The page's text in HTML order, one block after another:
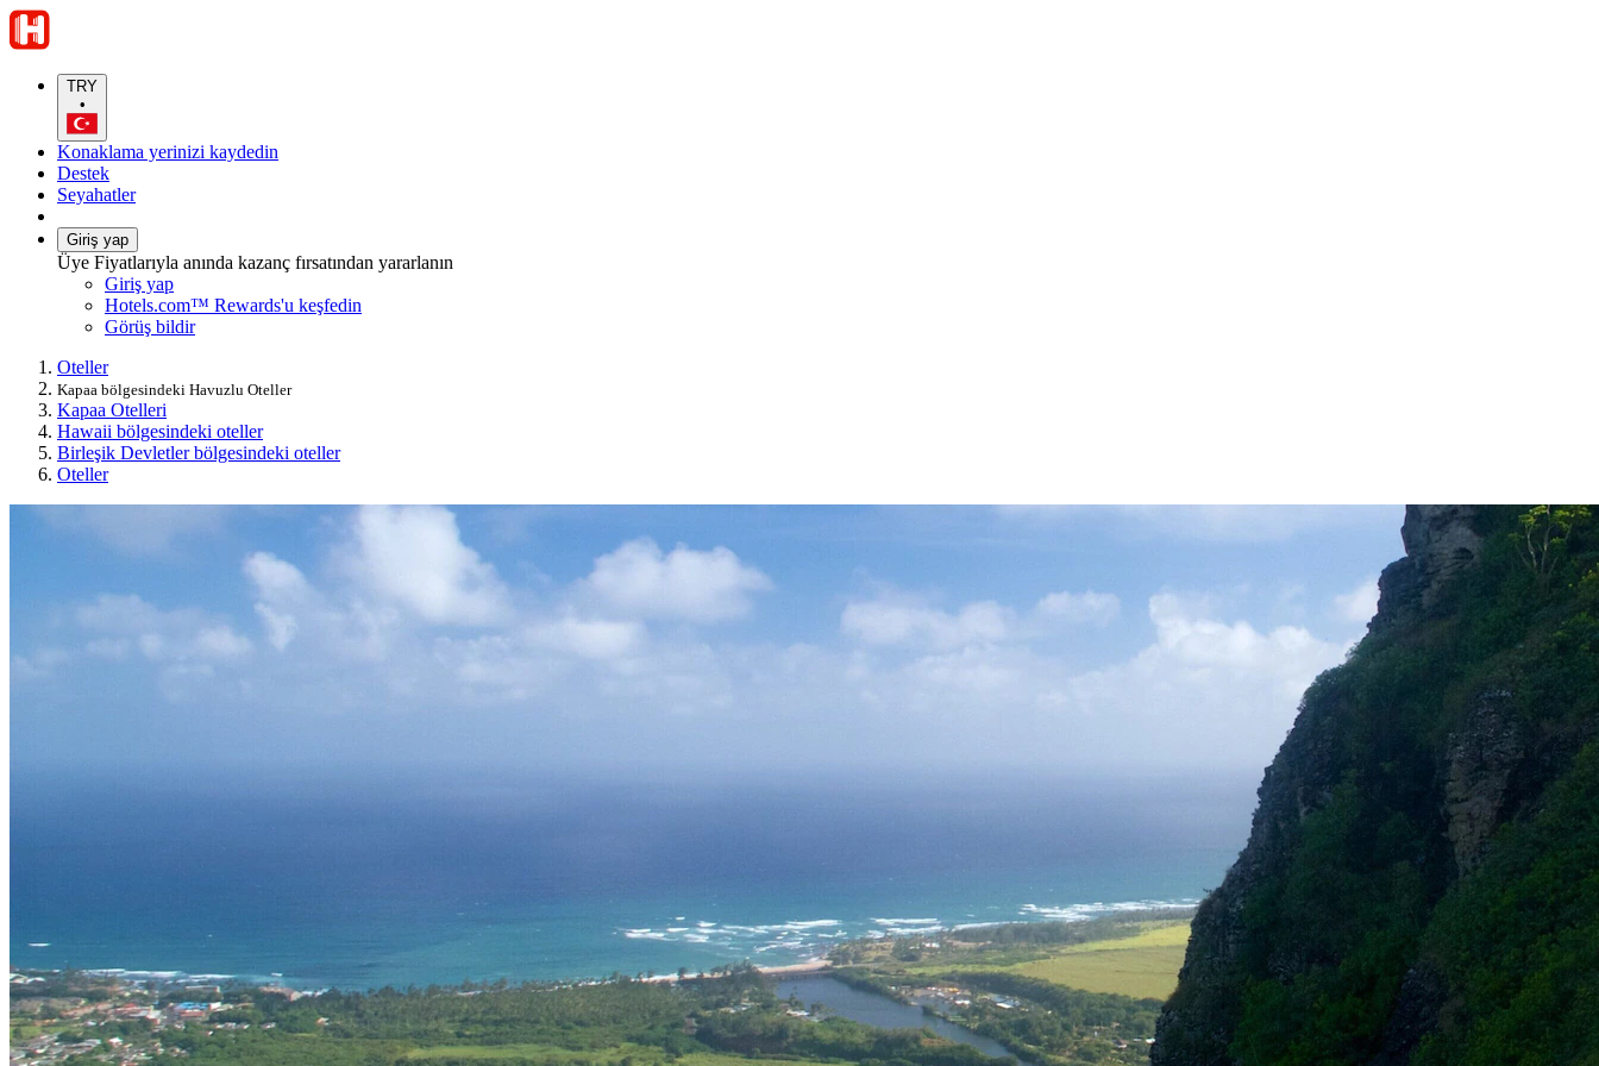
TRY
•
Konaklama yerinizi kaydedin
Destek
Seyahatler
Giriş yap
Üye Fiyatlarıyla anında kazanç fırsatından yararlanın
Giriş yap
Hotels.com™ Rewards'u keşfedin
Görüş bildir
Oteller
Kapaa bölgesindeki Havuzlu Oteller
Kapaa Otelleri
Hawaii bölgesindeki oteller
Birleşik Devletler bölgesindeki oteller
Oteller